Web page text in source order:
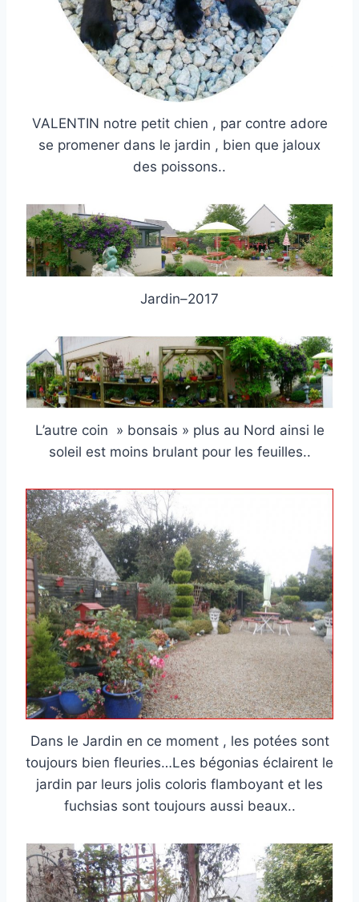
VALENTIN notre petit chien , par contre adore
se promener dans le jardin , bien que jaloux
des poissons..
Jardin–2017
L’autre coin » bonsais » plus au Nord ainsi le
soleil est moins brulant pour les feuilles..
Dans le Jardin en ce moment , les potées sont
toujours bien fleuries…Les bégonias éclairent le
jardin par leurs jolis coloris flamboyant et les
fuchsias sont toujours aussi beaux..